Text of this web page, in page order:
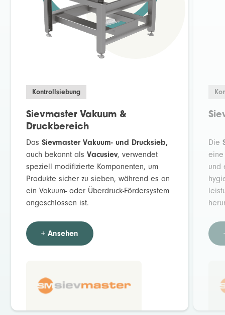
Kontrollsiebung
Sievmaster Vakuum &
Druckbereich
DasSievmaster Vakuum- und Drucksieb,
auch bekannt alsVacusiev, verwendet
speziell modifizierte Komponenten, um
Produkte sicher zu sieben, während es an
ein Vakuum- oder Überdruck-Fördersystem
angeschlossen ist.
+ Ansehen
Die
eine
und